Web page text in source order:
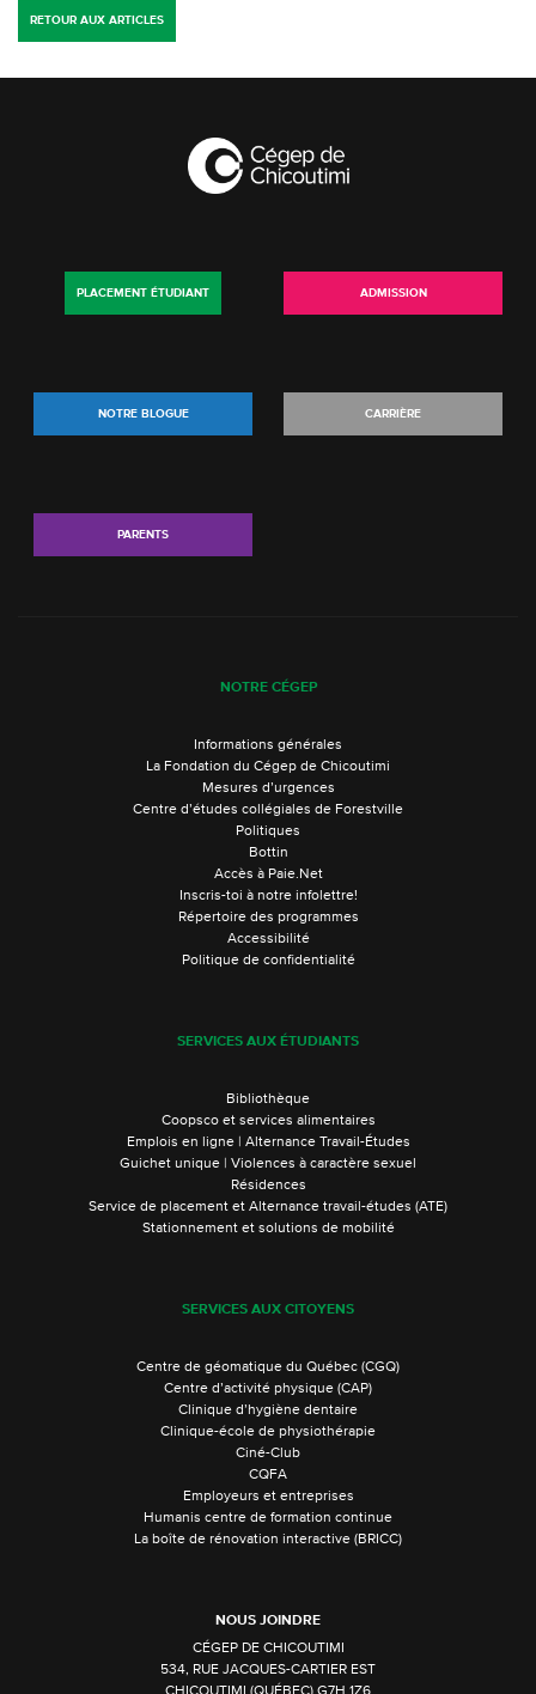
RETOUR AUX ARTICLES
PLACEMENT ÉTUDIANT ADMISSION
NOTRE BLOGUE CARRIÈRE
PARENTS
NOTRE CÉGEP
Informations générales
La Fondation du Cégep de Chicoutimi
Mesures d’urgences
Centre d’études collégiales de Forestville
Politiques
Bottin
Accès à Paie.Net
Inscris-toi à notre infolettre!
Répertoire des programmes
Accessibilité
Politique de confidentialité
SERVICES AUX ÉTUDIANTS
Bibliothèque
Coopsco et services alimentaires
Emplois en ligne | Alternance Travail-Études
Guichet unique | Violences à caractère sexuel
Résidences
Service de placement et Alternance travail-études (ATE)
Stationnement et solutions de mobilité
SERVICES AUX CITOYENS
Centre de géomatique du Québec (CGQ)
Centre d’activité physique (CAP)
Clinique d’hygiène dentaire
Clinique-école de physiothérapie
Ciné-Club
CQFA
Employeurs et entreprises
Humanis centre de formation continue
La boîte de rénovation interactive (BRICC)
NOUS JOINDRE
CÉGEP DE CHICOUTIMI
534, RUE JACQUES-CARTIER EST